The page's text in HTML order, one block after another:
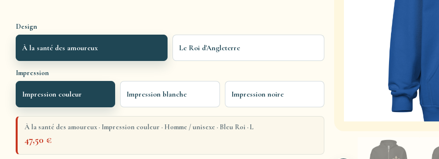
Design
À la santé des amoureux Le Roi d'Angleterre
Impression
Impression couleur Impression blanche Impression noire
À la santé des amoureux · Impression couleur · Homme / unisexe · Bleu Roi · L
47,50 €